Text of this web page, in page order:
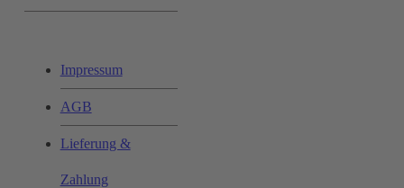
Impressum
AGB
Lieferung &
Zahlung